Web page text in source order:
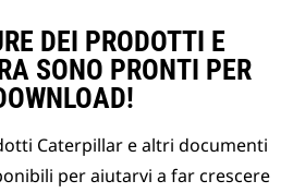
DEI PRODOTTI E
SONO PRONTI PER
Caterpillar e altri documenti
per aiutarvi a far crescere